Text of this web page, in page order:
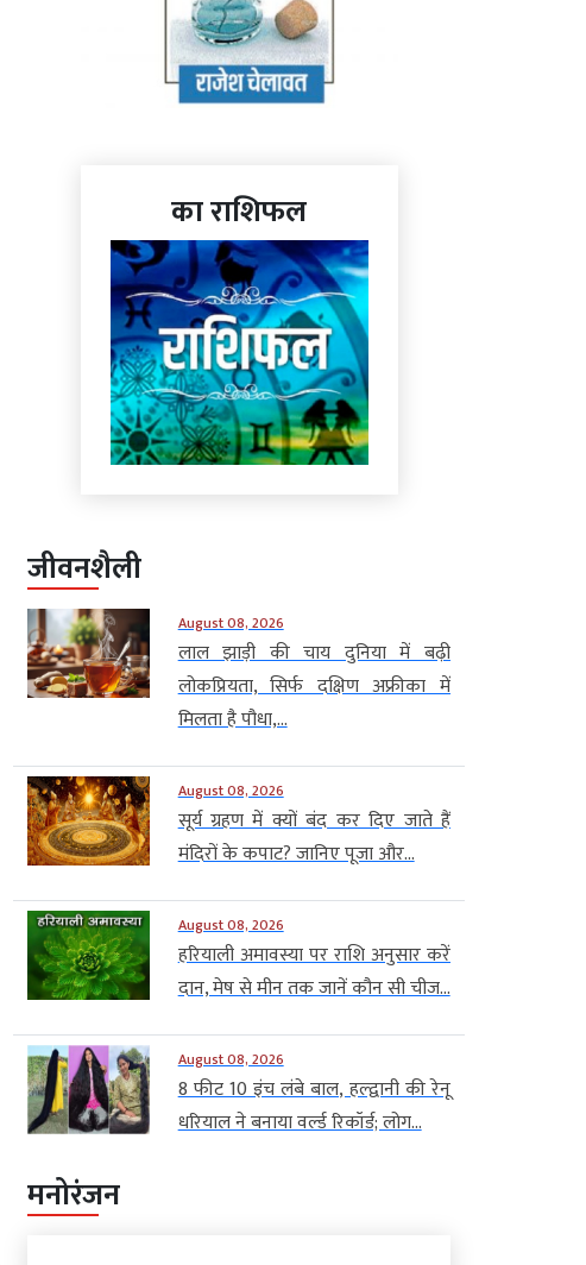
का राशिफल
जीवनशैली
August 08, 2026
लाल झाड़ी की चाय दुनिया में बढ़ी
लोकप्रियता, सिर्फ दक्षिण अफ्रीका में
मिलता है पौधा,...
August 08, 2026
सूर्य ग्रहण में क्यों बंद कर दिए जाते हैं
मंदिरों के कपाट? जानिए पूजा और...
August 08, 2026
हरियाली अमावस्या पर राशि अनुसार करें
दान, मेष से मीन तक जानें कौन सी चीज...
August 08, 2026
8 फीट 10 इंच लंबे बाल, हल्द्वानी की रेनू
धरियाल ने बनाया वर्ल्ड रिकॉर्ड; लोग...
मनोरंजन